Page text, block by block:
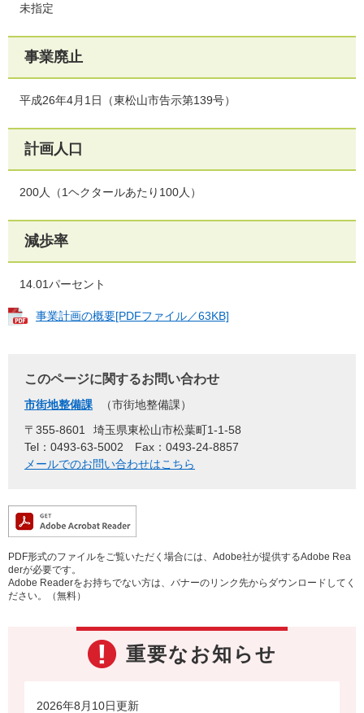
未指定
事業廃止
平成26年4月1日（東松山市告示第139号）
計画人口
200人（1ヘクタールあたり100人）
減歩率
14.01パーセント
事業計画の概要[PDFファイル／63KB]
このページに関するお問い合わせ
市街地整備課
市街地整備課
〒355-8601
埼玉県東松山市松葉町1-1-58
Tel：0493-63-5002
Fax：0493-24-8857
メールでのお問い合わせはこちら
PDF形式のファイルをご覧いただく場合には、Adobe社が提供するAdobe Rea
derが必要です。
Adobe Readerをお持ちでない方は、バナーのリンク先からダウンロードしてく
ださい。（無料）
重要なお知らせ
2026年8月10日更新